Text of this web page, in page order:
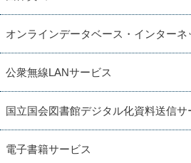
オンラインデータベース・インターネ
公衆無線LANサービス
国立国会図書館デジタル化資料送信サ
電子書籍サービス